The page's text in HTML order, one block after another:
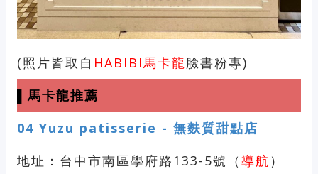
(照片皆取自 HABIBI馬卡龍臉書粉專)
▌馬卡龍推薦
04 Yuzu patisserie - 無麩質甜點店
地址：台中市南區學府路133-5號（ 導航 ）